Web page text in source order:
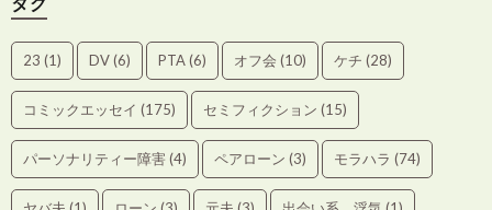
23 (1) DV(6) PTA(6) オフ会 (10) ケチ (28)
コミックエッセイ (175) セミフィクション (15)
パーソナリティー障害(4) ペアローン (3) モラハラ (74)